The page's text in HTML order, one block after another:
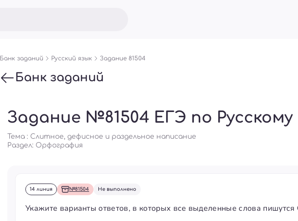
Банк заданий Русский язык Задание 81504
Банк заданий
Задание №81504 ЕГЭ по Русскому
Тема : Слитное, дефисное и раздельное написание
Раздел: Орфография
14 линия №81504 Не выполнено
Укажите варианты ответов, в которых все выделенные слова пишутся